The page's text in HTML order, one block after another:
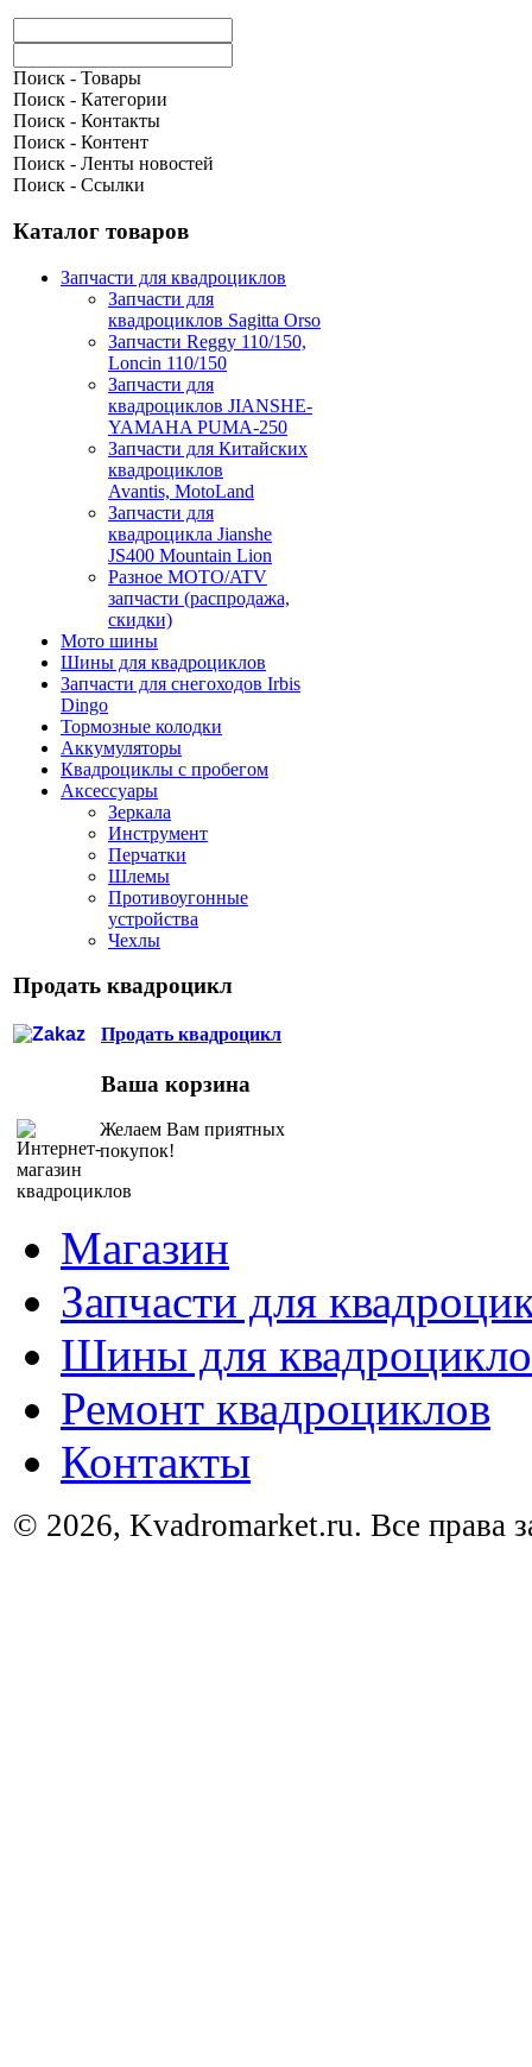
Поиск - Товары
Поиск - Категории
Поиск - Контакты
Поиск - Контент
Поиск - Ленты новостей
Поиск - Ссылки
Каталог товаров
Запчасти для квадроциклов
Запчасти для
квадроциклов Sagitta Orso
Запчасти Reggy 110/150,
Loncin 110/150
Запчасти для
квадроциклов JIANSHE-
YAMAHA PUMA-250
Запчасти для Китайских
квадроциклов
Avantis, MotoLand
Запчасти для
квадроцикла Jianshe
JS400 Mountain Lion
Разное МОТО/ATV
запчасти (распродажа,
скидки)
Мото шины
Шины для квадроциклов
Запчасти для снегоходов Irbis
Dingo
Тормозные колодки
Аккумуляторы
Квадроциклы с пробегом
Аксессуары
Зеркала
Инструмент
Перчатки
Шлемы
Противоугонные
устройства
Чехлы
Продать квадроцикл
Продать квадроцикл
Ваша корзина
Желаем Вам приятных
покупок!
Магазин
Запчасти для
Шины для
Ремонт квадроциклов
Контакты
© 2026, Kvadromarket.ru. Все права